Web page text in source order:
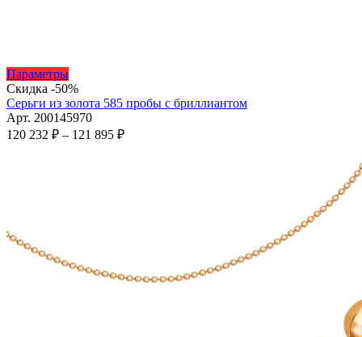
ПараметрыЭтот
товар
имеет
несколько
вариаций.
Скидка -50%
Серьги из золота 585 пробы с бриллиантом
Арт. 200145970
120 232 ₽ – 121 895 ₽Диапазон